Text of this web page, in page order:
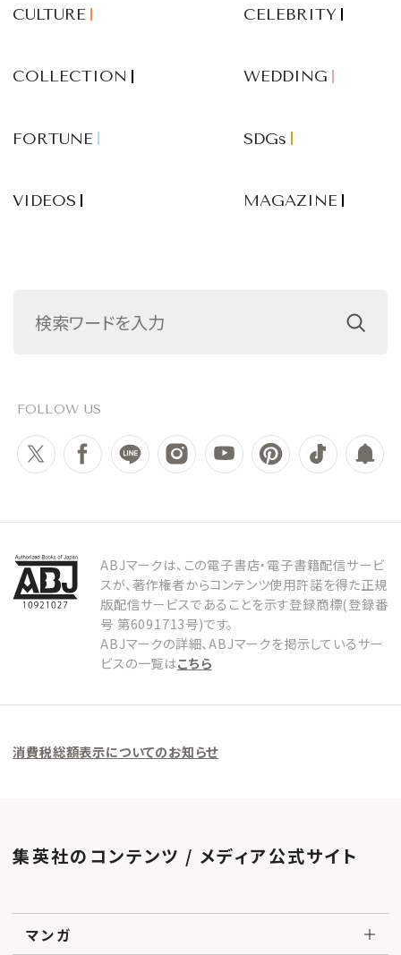
CULTURE CELEBRITY
COLLECTION WEDDING
FORTUNE SDGs
VIDEOS MAGAZINE
FOLLOW US
ABJマークは、この電子書店・電子書籍配信サービ
スが、著作権者からコンテンツ使用許諾を得た正規
版配信サービスであることを示す登録商標(登録番
号 第6091713号)です。
ABJマークの詳細、ABJマークを掲示しているサー
ビスの一覧はこちら
消費税総額表示についてのお知らせ
集英社のコンテンツ / メディア公式サイト
マンガ